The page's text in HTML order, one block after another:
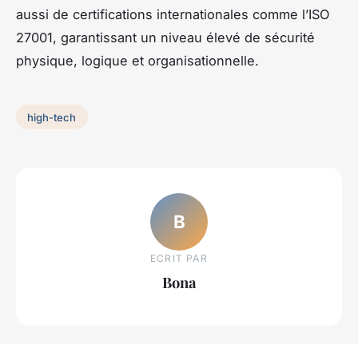
aussi de certifications internationales comme l’ISO
27001, garantissant un niveau élevé de sécurité
physique, logique et organisationnelle.
high-tech
B
ECRIT PAR
Bona